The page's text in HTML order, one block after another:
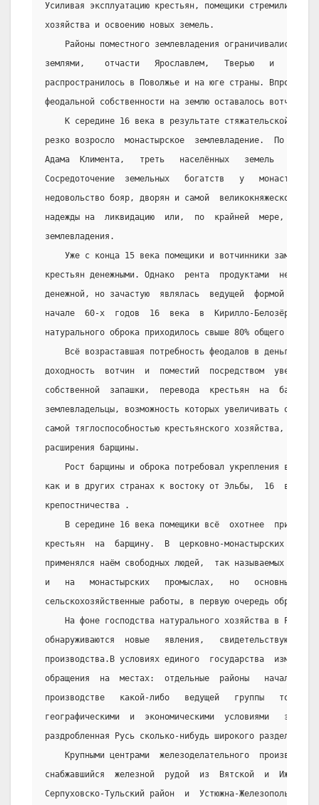
Усиливая эксплуатацию крестьян, помещики стремились к
хозяйства и освоению новых земель.
Районы поместного землевладения ограничивались
землями,    отчасти   Ярославлем,   Тверью   и
распространилось в Поволжье и на юге страны. Впрочем,
феодальной собственности на землю оставалось вотчинное
К середине 16 века в результате стяжательской
резко возросло  монастырское  землевладение.  По
Адама  Климента,   треть   населённых   земель
Сосредоточение  земельных   богатств   у   монастырей-
недовольство бояр, дворян и самой  великокняжеской
надежды на  ликвидацию  или,  по  крайней  мере,
землевладения.
Уже с конца 15 века помещики и вотчинники заменяли
крестьян денежными. Однако  рента  продуктами  не
денежной, но зачастую  являлась  ведущей  формой
начале  60-х  годов  16  века  в  Кирилло-Белозёрском
натурального оброка приходилось свыше 80% общего
Всё возраставшая потребность феодалов в деньгах
доходность  вотчин  и  поместий  посредством
собственной  запашки,  перевода  крестьян  на
землевладельцы, возможность которых увеличивать
самой тяглоспособностью крестьянского хозяйства,
расширения барщины.
Рост барщины и оброка потребовал укрепления власти
как и в других странах к востоку от Эльбы,  16  век
крепостничества .
В середине 16 века помещики всё  охотнее
крестьян  на  барщину.  В  церковно-монастырских
применялся наём свободных людей,  так называемых
и   на   монастырских   промыслах,   но   основным
сельскохозяйственные работы, в первую очередь
На фоне господства натурального хозяйства в России
обнаруживаются  новые   явления,   свидетельствующие
производства.В условиях единого  государства
обращения  на  местах:  отдельные  районы   начали
производстве   какой-либо   ведущей   группы
географическими  и  экономическими  условиями   этих
раздробленная Русь сколько-нибудь широкого разделения
Крупными центрами  железоделательного
снабжавшийся  железной  рудой  из  Вятской  и
Серпуховско-Тульский район  и  Устюжна-